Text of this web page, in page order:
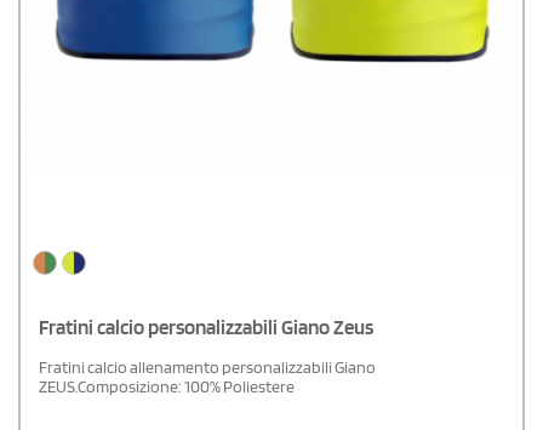
Fratini calcio personalizzabili Giano Zeus
Fratini calcio allenamento personalizzabili Giano
ZEUS.Composizione: 100% Poliestere